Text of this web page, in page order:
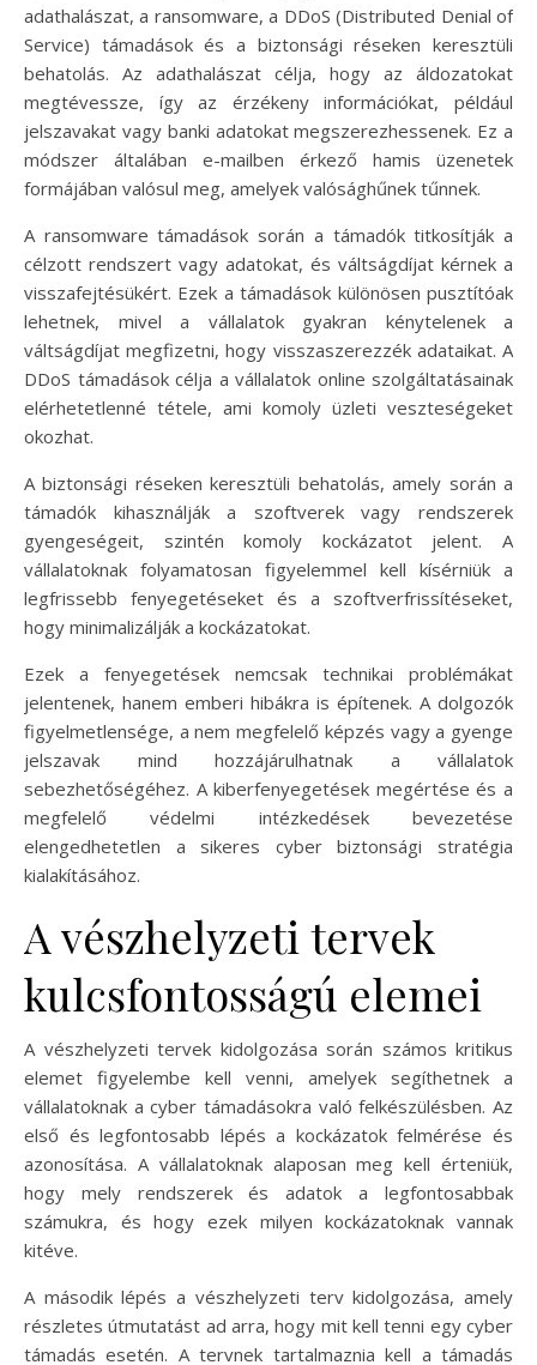
adathalászat, a ransomware, a DDoS (Distributed Denial of
Service) támadások és a biztonsági réseken keresztüli
behatolás. Az adathalászat célja, hogy az áldozatokat
megtévessze, így az érzékeny információkat, például
jelszavakat vagy banki adatokat megszerezhessenek. Ez a
módszer általában e-mailben érkező hamis üzenetek
formájában valósul meg, amelyek valósághűnek tűnnek.
A ransomware támadások során a támadók titkosítják a
célzott rendszert vagy adatokat, és váltságdíjat kérnek a
visszafejtésükért. Ezek a támadások különösen pusztítóak
lehetnek, mivel a vállalatok gyakran kénytelenek a
váltságdíjat megfizetni, hogy visszaszerezzék adataikat. A
DDoS támadások célja a vállalatok online szolgáltatásainak
elérhetetlenné tétele, ami komoly üzleti veszteségeket
okozhat.
A biztonsági réseken keresztüli behatolás, amely során a
támadók kihasználják a szoftverek vagy rendszerek
gyengeségeit, szintén komoly kockázatot jelent. A
vállalatoknak folyamatosan figyelemmel kell kísérniük a
legfrissebb fenyegetéseket és a szoftverfrissítéseket,
hogy minimalizálják a kockázatokat.
Ezek a fenyegetések nemcsak technikai problémákat
jelentenek, hanem emberi hibákra is építenek. A dolgozók
figyelmetlensége, a nem megfelelő képzés vagy a gyenge
jelszavak mind hozzájárulhatnak a vállalatok
sebezhetőségéhez. A kiberfenyegetések megértése és a
megfelelő védelmi intézkedések bevezetése
elengedhetetlen a sikeres cyber biztonsági stratégia
kialakításához.
A vészhelyzeti tervek
kulcsfontosságú elemei
A vészhelyzeti tervek kidolgozása során számos kritikus
elemet figyelembe kell venni, amelyek segíthetnek a
vállalatoknak a cyber támadásokra való felkészülésben. Az
első és legfontosabb lépés a kockázatok felmérése és
azonosítása. A vállalatoknak alaposan meg kell érteniük,
hogy mely rendszerek és adatok a legfontosabbak
számukra, és hogy ezek milyen kockázatoknak vannak
kitéve.
A második lépés a vészhelyzeti terv kidolgozása, amely
részletes útmutatást ad arra, hogy mit kell tenni egy cyber
támadás esetén. A tervnek tartalmaznia kell a támadás